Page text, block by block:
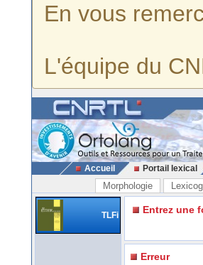
En vous
L'équipe du
Accueil Portail lexical
Morphologie
TLFi Entrez une
Erreur